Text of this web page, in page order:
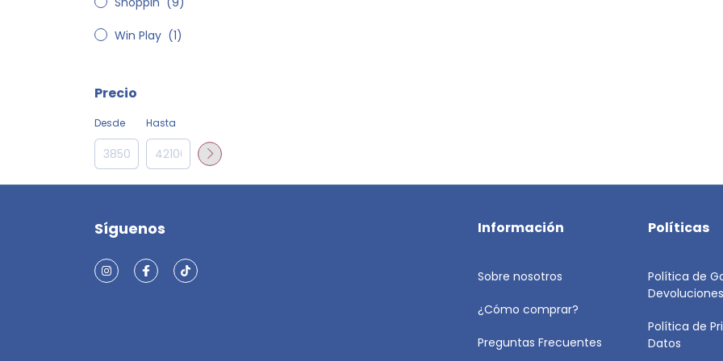
Win Play (1)
Precio
Desde Hasta
Información
Sobre nosotros
¿Cómo comprar?
Preguntas Frecuentes
Políticas
Política de
Devoluciones
Política de
Datos